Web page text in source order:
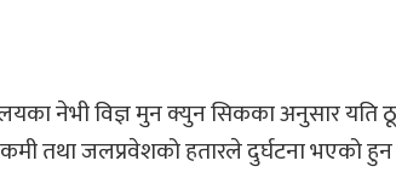
नेभी विज्ञ मुन क्युन सिकका अनुसार यति
तथा जलप्रवेशको हतारले दुर्घटना भएको